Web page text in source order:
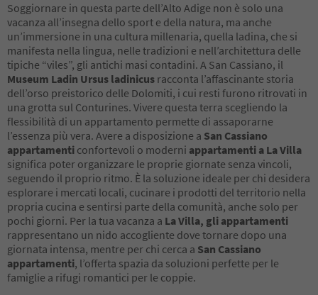
Soggiornare in questa parte dell’Alto Adige non è solo una
vacanza all’insegna dello sport e della natura, ma anche
un’immersione in una cultura millenaria, quella ladina, che si
manifesta nella lingua, nelle tradizioni e nell’architettura delle
tipiche “viles”, gli antichi masi contadini. A San Cassiano, il
Museum Ladin Ursus ladinicus racconta l’affascinante storia
dell’orso preistorico delle Dolomiti, i cui resti furono ritrovati in
una grotta sul Conturines. Vivere questa terra scegliendo la
flessibilità di un appartamento permette di assaporarne
l’essenza più vera. Avere a disposizione a San Cassiano
appartamenti confortevoli o moderni appartamenti a La Villa
significa poter organizzare le proprie giornate senza vincoli,
seguendo il proprio ritmo. È la soluzione ideale per chi desidera
esplorare i mercati locali, cucinare i prodotti del territorio nella
propria cucina e sentirsi parte della comunità, anche solo per
pochi giorni. Per la tua vacanza a La Villa, gli appartamenti
rappresentano un nido accogliente dove tornare dopo una
giornata intensa, mentre per chi cerca a San Cassiano
appartamenti, l’offerta spazia da soluzioni perfette per le
famiglie a rifugi romantici per le coppie.